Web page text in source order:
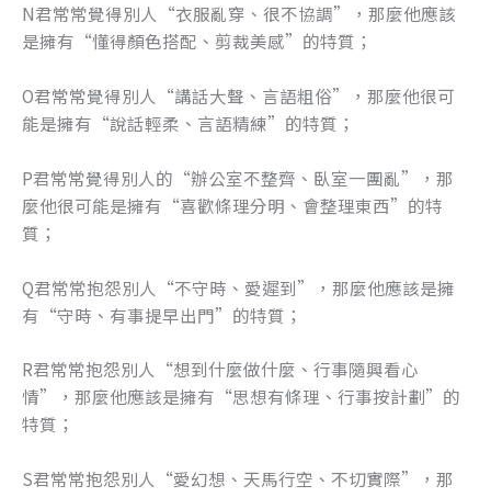
N君常常覺得別人“衣服亂穿、很不協調”，那麼他應該
是擁有“懂得顏色搭配、剪裁美感”的特質；
O君常常覺得別人“講話大聲、言語粗俗”，那麼他很可
能是擁有“說話輕柔、言語精練”的特質；
P君常常覺得別人的“辦公室不整齊、臥室一團亂”，那
麼他很可能是擁有“喜歡條理分明、會整理東西”的特
質；
Q君常常抱怨別人“不守時、愛遲到”，那麼他應該是擁
有“守時、有事提早出門”的特質；
R君常常抱怨別人“想到什麼做什麼、行事隨興看心
情”，那麼他應該是擁有“思想有條理、行事按計劃”的
特質；
S君常常抱怨別人“愛幻想、天馬行空、不切實際”，那